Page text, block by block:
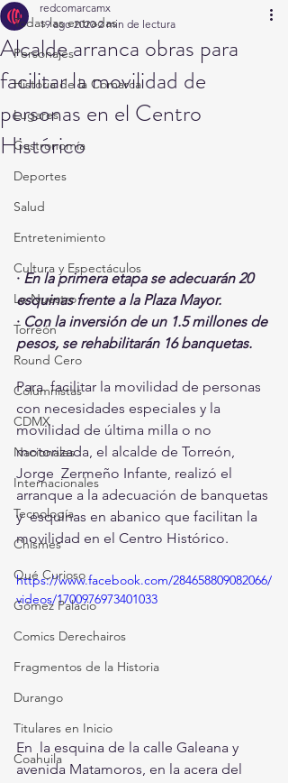
Todas las entradas
Personajes
Historia de la Comarca
Lugares
Gastronomía
Deportes
Salud
Entretenimiento
Cultura y Espectáculos
Lo Nuestro
Torreón
Round Cero
Columnistas
CDMX
Nacionales
Internacionales
Tecnología
Chismes
Qué Curioso
Gómez Palacio
Comics Derechairos
Fragmentos de la Historia
Durango
Titulares en Inicio
Coahuila
Alcalde arranca obras para
facilitar la movilidad de
personas en el Centro
Histórico
redcomarcamx
19 ago 2020 2 min de lectura
· En la primera etapa se adecuarán 20
esquinas frente a la Plaza Mayor.
· Con la inversión de un 1.5 millones de
pesos, se rehabilitarán 16 banquetas.
Para  facilitar la movilidad de personas
con necesidades especiales y la
movilidad de última milla o no
motorizada, el alcalde de Torreón,
Jorge  Zermeño Infante, realizó el
arranque a la adecuación de banquetas
y  esquinas en abanico que facilitan la
movilidad en el Centro Histórico.
https://www.facebook.com/284658809082066/
videos/1700976973401033
En  la esquina de la calle Galeana y
avenida Matamoros, en la acera del